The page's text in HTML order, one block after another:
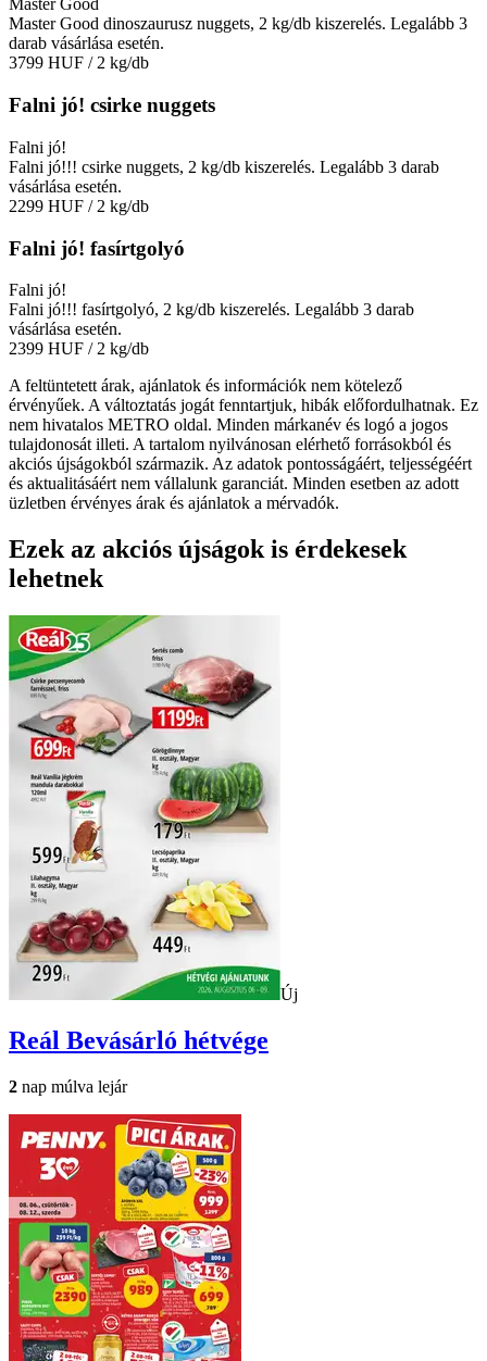
Master Good
Master Good dinoszaurusz nuggets, 2 kg/db kiszerelés. Legalább 3
darab vásárlása esetén.
3799 HUF / 2 kg/db
Falni jó! csirke nuggets
Falni jó!
Falni jó!!! csirke nuggets, 2 kg/db kiszerelés. Legalább 3 darab
vásárlása esetén.
2299 HUF / 2 kg/db
Falni jó! fasírtgolyó
Falni jó!
Falni jó!!! fasírtgolyó, 2 kg/db kiszerelés. Legalább 3 darab
vásárlása esetén.
2399 HUF / 2 kg/db
A feltüntetett árak, ajánlatok és információk nem kötelező
érvényűek. A változtatás jogát fenntartjuk, hibák előfordulhatnak. Ez
nem hivatalos METRO oldal. Minden márkanév és logó a jogos
tulajdonosát illeti. A tartalom nyilvánosan elérhető forrásokból és
akciós újságokból származik. Az adatok pontosságáért, teljességéért
és aktualitásáért nem vállalunk garanciát. Minden esetben az adott
üzletben érvényes árak és ajánlatok a mérvadók.
Ezek az akciós újságok is érdekesek
lehetnek
Új
Reál Bevásárló hétvége
2 nap múlva lejár